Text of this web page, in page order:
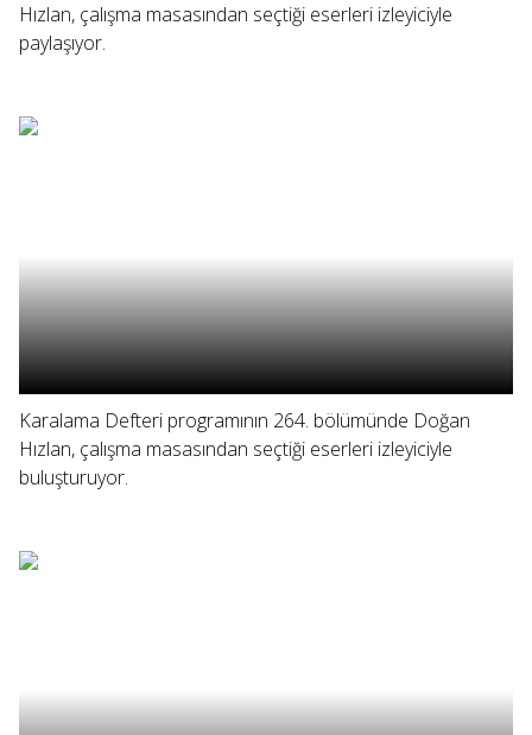
Hızlan, çalışma masasından seçtiği eserleri izleyiciyle
paylaşıyor.
Karalama Defteri programının 264. bölümünde Doğan
Hızlan, çalışma masasından seçtiği eserleri izleyiciyle
buluşturuyor.